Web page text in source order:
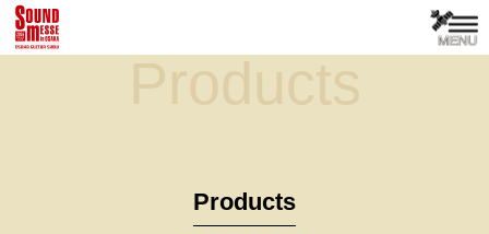
Products
Products